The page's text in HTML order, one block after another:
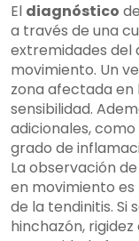
El diagnóstico
a través de una
extremidades del
movimiento. Un
zona afectada en
sensibilidad.
adicionales,
grado de
La observación
en movimiento
de la tendinitis. Si
hinchazón,